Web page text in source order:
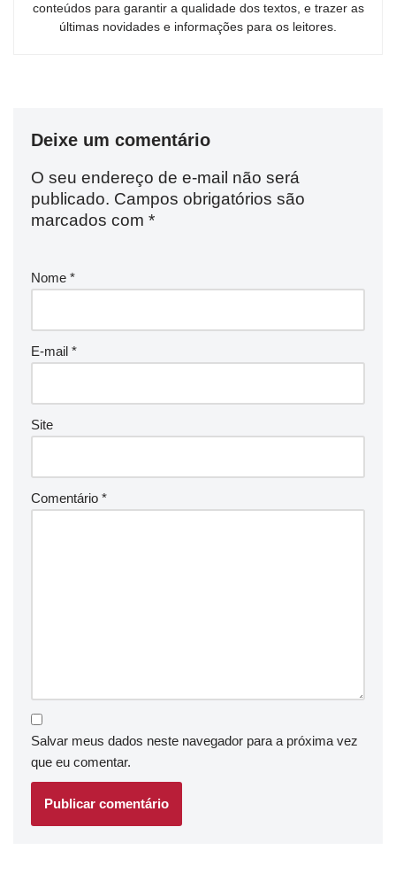
conteúdos para garantir a qualidade dos textos, e trazer as
últimas novidades e informações para os leitores.
Deixe um comentário
O seu endereço de e-mail não será
publicado. Campos obrigatórios são
marcados com *
Nome *
E-mail *
Site
Comentário *
Salvar meus dados neste navegador para a próxima vez
que eu comentar.